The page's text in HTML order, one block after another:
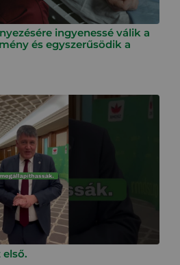
ingyenessé válik a
és egyszerűsödik a
első.